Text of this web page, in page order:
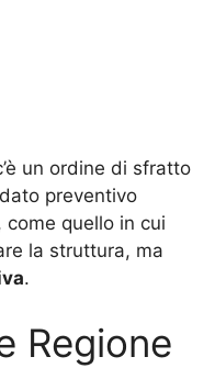
un ordine di sfratto
preventivo
come quello in cui
la struttura, ma
.
Regione